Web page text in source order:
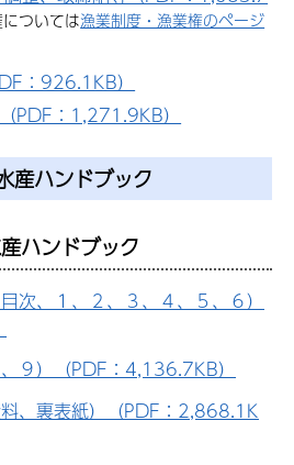
ついては漁業制度・漁業権のページ
：926.1KB）
PDF：1,271.9KB）
産ハンドブック
ハンドブック
次、１、２、３、４、５、６）
９）（PDF：4,136.7KB）
、裏表紙）（PDF：2,868.1K